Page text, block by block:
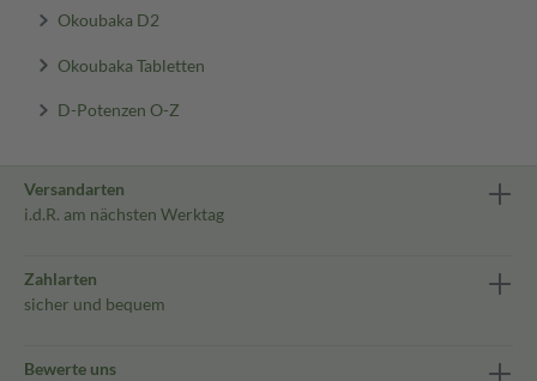
Okoubaka D2
Okoubaka Tabletten
D-Potenzen O-Z
Versandarten
i.d.R. am nächsten Werktag
Zahlarten
sicher und bequem
Bewerte uns